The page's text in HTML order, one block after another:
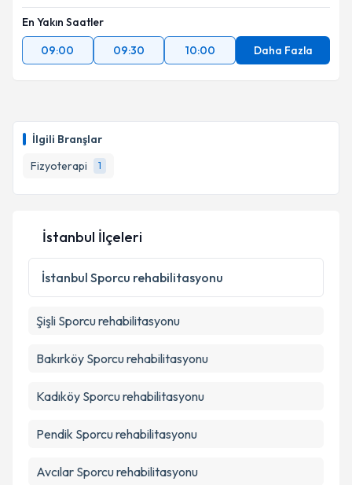
İlgili Branşlar
Fizyoterapi
1
Takvim Talebini Gönder
En Yakın Saatler
09:00
09:30 10:00 Daha Fazla
İstanbul İlçeleri
İstanbul Sporcu rehabilitasyonu
Şişli Sporcu rehabilitasyonu
Bakırköy Sporcu rehabilitasyonu
Kadıköy Sporcu rehabilitasyonu
Pendik Sporcu rehabilitasyonu
Avcılar Sporcu rehabilitasyonu